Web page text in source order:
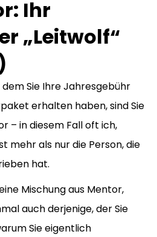
Ihr
„Leitwolf“
Sie Ihre Jahresgebühr
erhalten haben, sind Sie
– in diesem Fall oft ich,
mehr als nur die Person, die
hat.
Mischung aus Mentor,
auch derjenige, der Sie
Sie eigentlich